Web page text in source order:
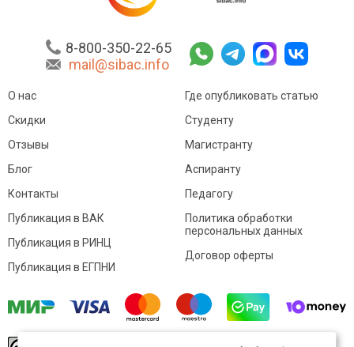
8-800-350-22-65
mail@sibac.info
О нас
Скидки
Отзывы
Блог
Контакты
Где опубликовать статью
Студенту
Магистранту
Аспиранту
Педагогу
Публикация в ВАК
Публикация в РИНЦ
Публикация в ЕГПНИ
Политика обработки
персональных данных
Договор оферты